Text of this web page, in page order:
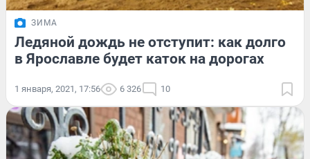
ЗИМА
Ледяной дождь не отступит: как долго
в Ярославле будет каток на дорогах
1 января, 2021, 17:56 6 326 10